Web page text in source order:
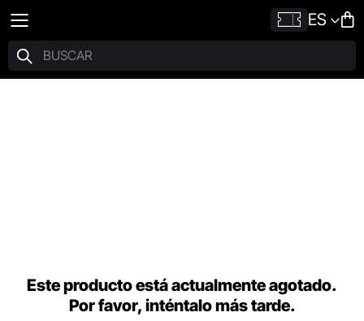
ES
Este producto está actualmente agotado.
Por favor, inténtalo más tarde.